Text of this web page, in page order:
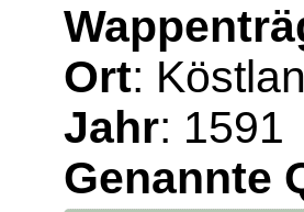
Ort:
Jahr: 1591
Genannte